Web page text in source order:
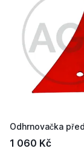
1 060 Kč